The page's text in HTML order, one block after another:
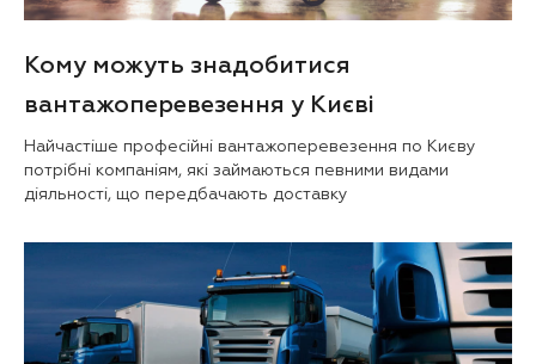
Кому можуть знадобитися
вантажоперевезення у Києві
Найчастіше професійні вантажоперевезення по Києву
потрібні компаніям, які займаються певними видами
діяльності, що передбачають доставку